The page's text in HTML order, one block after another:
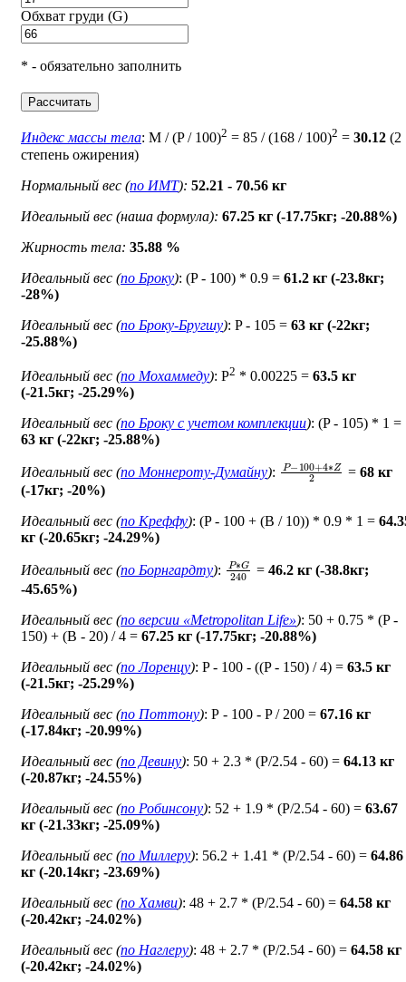
Обхват груди (G)
* - обязательно заполнить
Рассчитать
Индекс массы тела: M / (P / 100)2 = 85 / (168 / 100)2 = 30.12 (2
степень ожирения)
Нормальный вес (по ИМТ): 52.21 - 70.56 кг
Идеальный вес (наша формула): 67.25 кг (-17.75кг; -20.88%)
Жирность тела: 35.88 %
Идеальный вес (по Броку): (P - 100) * 0.9 = 61.2 кг (-23.8кг;
-28%)
Идеальный вес (по Броку-Бругшу): P - 105 = 63 кг (-22кг;
-25.88%)
Идеальный вес (по Мохаммеду): P2 * 0.00225 = 63.5 кг
(-21.5кг; -25.29%)
Идеальный вес (по Броку c учетом комплекции): (P - 105) * 1 =
63 кг (-22кг; -25.88%)
Идеальный вес (по Моннероту-Думайну): P− 100 +4∗ 2
=68 кг
(-17кг; -20%)
Идеальный вес (по Креффу): (P - 100 + (B / 10)) * 0.9 * 1 =
кг (-20.65кг; -24.29%)
Идеальный вес (по Борнгардту): P∗G 240
=46.2 кг (-38.8кг;
-45.65%)
Идеальный вес (по версии «Metropolitan Life»): 50 + 0.75 * (P -
150) + (B - 20) / 4 = 67.25 кг (-17.75кг; -20.88%)
Идеальный вес (по Лоренцу): P - 100 - ((P - 150) / 4) = 63.5 кг
(-21.5кг; -25.29%)
Идеальный вес (по Поттону): Р - 100 - P / 200 = 67.16 кг
(-17.84кг; -20.99%)
Идеальный вес (по Девину): 50 + 2.3 * (P/2.54 - 60) = 64.13 кг
(-20.87кг; -24.55%)
Идеальный вес (по Робинсону): 52 + 1.9 * (P/2.54 - 60) = 63.67
кг (-21.33кг; -25.09%)
Идеальный вес (по Миллеру): 56.2 + 1.41 * (P/2.54 - 60) = 64.86
кг (-20.14кг; -23.69%)
Идеальный вес (по Хамви): 48 + 2.7 * (P/2.54 - 60) = 64.58 кг
(-20.42кг; -24.02%)
Идеальный вес (по Наглеру): 48 + 2.7 * (P/2.54 - 60) = 64.58 кг
(-20.42кг; -24.02%)